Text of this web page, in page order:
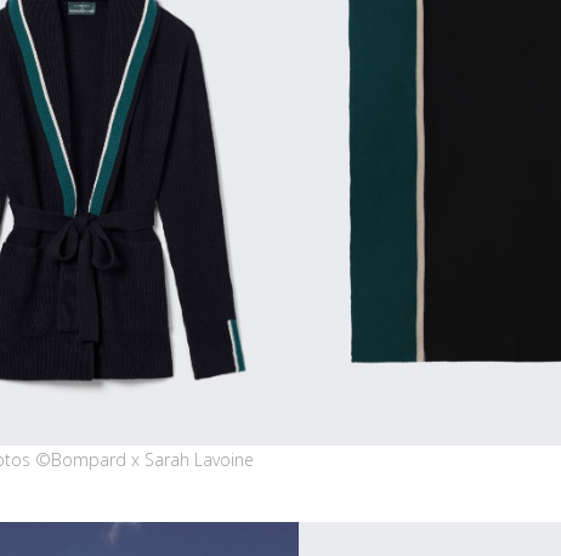
©Bompard x Sarah Lavoine